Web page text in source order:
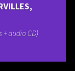
audio CD)